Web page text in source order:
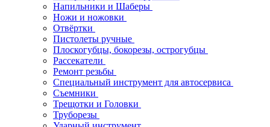
Напильники и Шаберы
Ножи и ножовки
Отвёртки
Пистолеты ручные
Плоскогубцы, бокорезы, острогубцы
Рассекатели
Ремонт резьбы
Специальный инструмент для автосервиса
Съемники
Трещотки и Головки
Труборезы